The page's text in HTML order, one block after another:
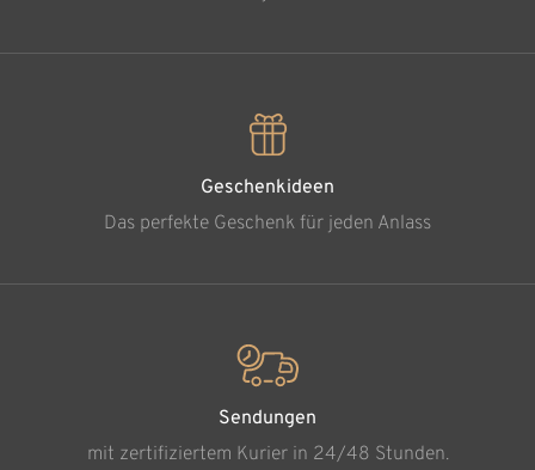
Geschenkideen
Das perfekte Geschenk für jeden Anlass
Sendungen
mit zertifiziertem Kurier in 24/48 Stunden.